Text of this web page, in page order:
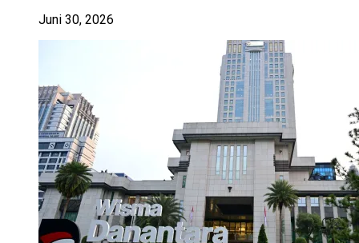
Juni 30, 2026